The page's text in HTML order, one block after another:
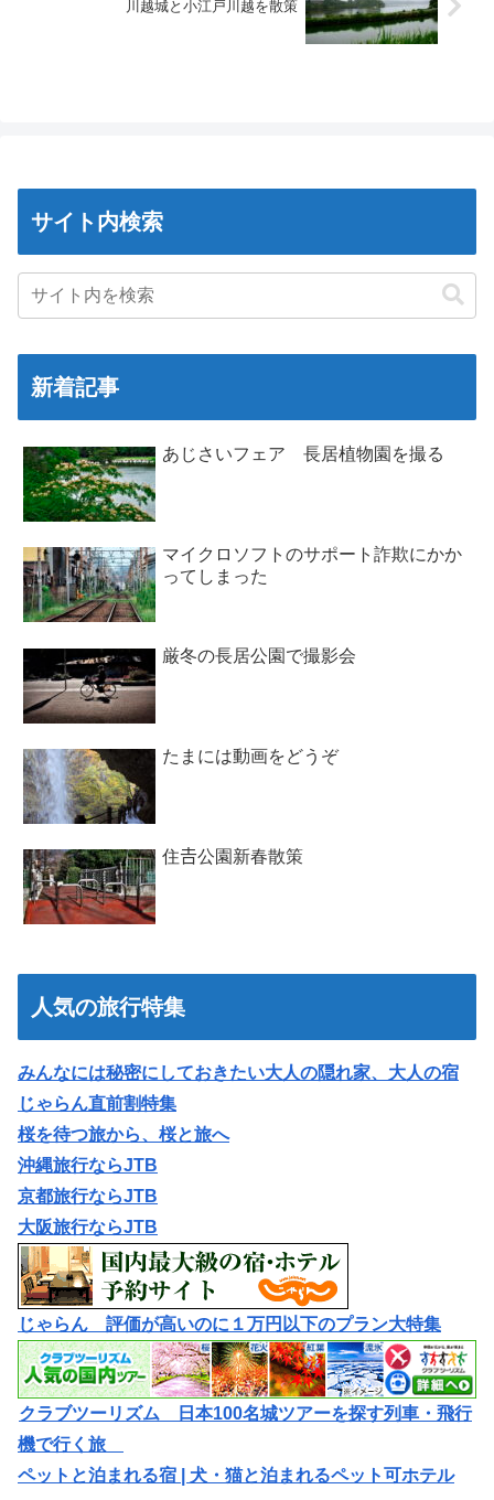
川越城と小江戸川越を散策
サイト内検索
新着記事
あじさいフェア 長居植物園を撮る
マイクロソフトのサポート詐欺にかか
ってしまった
厳冬の長居公園で撮影会
たまには動画をどうぞ
住𠮷公園新春散策
人気の旅行特集
みんなには秘密にしておきたい大人の隠れ家、大人の宿
じゃらん直前割特集
桜を待つ旅から、桜と旅へ
沖縄旅行ならJTB
京都旅行ならJTB
大阪旅行ならJTB
じゃらん 評価が高いのに１万円以下のプラン大特集
クラブツーリズム 日本100名城ツアーを探す列車・飛行
機で行く旅
ペットと泊まれる宿 | 犬・猫と泊まれるペット可ホテル